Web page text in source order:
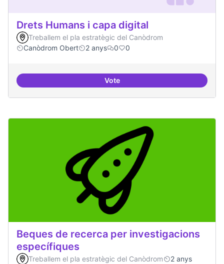
Drets Humans i capa digital
Treballem el pla estratègic del Canòdrom
Canòdrom Obert
2 anys 0 0
VoteDrets Humans i capa digital
Beques de recerca per investigacions
específiques
Treballem el pla estratègic del Canòdrom
2 anys